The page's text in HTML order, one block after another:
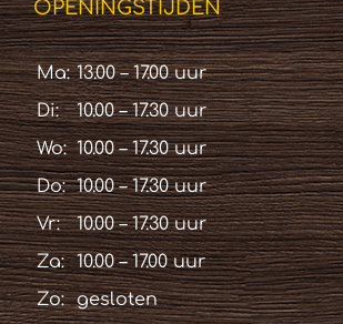
OPENINGSTIJDEN
Ma: 13.00 – 17.00 uur
Di:
10.00 – 17.30 uur
Wo: 10.00 – 17.30 uur
Do: 10.00 – 17.30 uur
Vr:
10.00 – 17.30 uur
Za:
10.00 – 17.00 uur
Zo:
gesloten